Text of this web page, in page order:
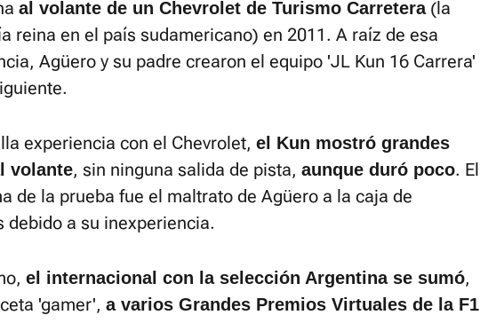
al volante de un Chevrolet de Turismo Carretera(la
reina en el país sudamericano) en 2011. A raíz de esa
Agüero y su padre crearon el equipo 'JL Kun 16 Carrera'
experiencia con el Chevrolet, el Kun mostró grandes
volante, sin ninguna salida de pista, aunque duró poco. El
de la prueba fue el maltrato de Agüero a la caja de
debido a su inexperiencia.
el internacional con la selección Argentina se sumó,
'gamer', a varios Grandes Premios Virtuales de la F1